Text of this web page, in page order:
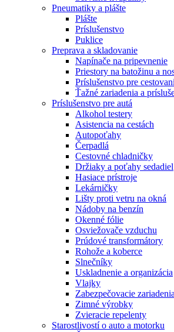
Pneumatiky a plášte
Plášte
Príslušenstvo
Puklice
Preprava a skladovanie
Napínače na pripevnenie
Priestory na batožinu a
Príslušenstvo pre
Ťažné zariadenia a
Príslušenstvo pre autá
Alkohol testery
Asistencia na cestách
Autopoťahy
Čerpadlá
Cestovné chladničky
Držiaky a poťahy sedadiel
Hasiace prístroje
Lekárničky
Lišty proti vetru na okná
Nádoby na benzín
Okenné fólie
Osviežovače vzduchu
Prúdové transformátory
Rohože a koberce
Slnečníky
Uskladnenie a organizácia
Vlajky
Zabezpečovacie
Zimné výrobky
Zvieracie repelenty
Starostlivostí o auto a motorku